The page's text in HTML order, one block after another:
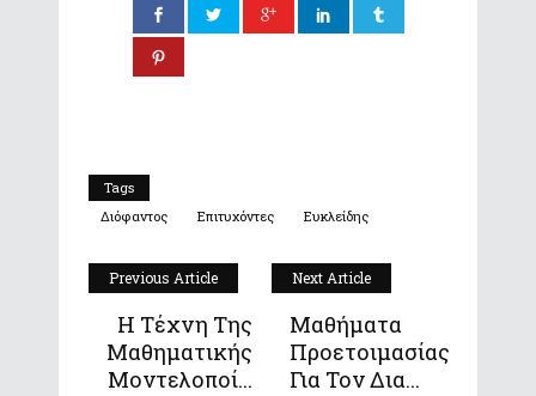
Tags
Διόφαντος
Επιτυχόντες Ευκλείδης
Previous Article
Η Τέχνη Της
Μαθηματικής
Μοντελοποί...
Next Article
Μαθήματα
Προετοιμασίας
Για Τον Δια...